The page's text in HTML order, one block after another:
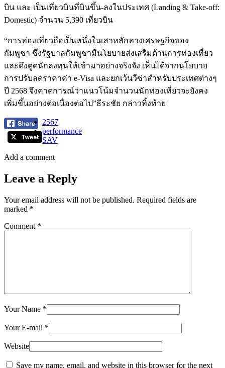
บิน และ เป็นเที่ยวบินที่บินขึ้น-ลงในประเทศ (Landing & Take-off:
Domestic) จำนวน 5,390 เที่ยวบิน
“การท่องเที่ยวถือเป็นหนึ่งในเสาหลักทางเศรษฐกิจของ
กัมพูชา ซึ่งรัฐบาลกัมพูชามีนโยบายส่งเสริมด้านการท่องเที่ยว
และดึงดูดนักลงทุนให้เข้ามาอย่างจริงจัง เห็นได้จากนโยบาย
การปรับลดราคาค่า e-Visa และยกเว้นวีซ่าสำหรับประเทศต่างๆ
ปี 2568 จึงคาดการณ์ว่าแนวโน้มจำนวนนักท่องเที่ยวจะยังคง
เพิ่มขึ้นอย่างต่อเนื่องต่อไป”ธีระชัย กล่าวทิ้งท้าย
2567
performance
SAV
Add a comment
Leave a Reply
Your email address will not be published. Required fields are
marked *
Comment *
Your Name *
Your E-mail *
Website
Save my name, email, and website in this browser for the next